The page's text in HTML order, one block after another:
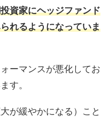
資家にヘッジファンド
れるようになっていま
ーマンスが悪化してお
す。
が緩やかになる）こと